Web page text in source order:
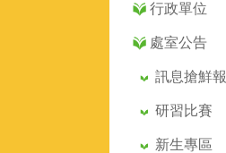
行政單位
處室公告
訊息搶鮮報
研習比賽
新生專區